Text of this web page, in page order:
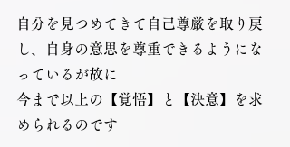
自分を見つめてきて自己尊厳を取り戻
し、自身の意思を尊重できるようにな
っているが故に
今まで以上の【覚悟】と【決意】を求
められるのです